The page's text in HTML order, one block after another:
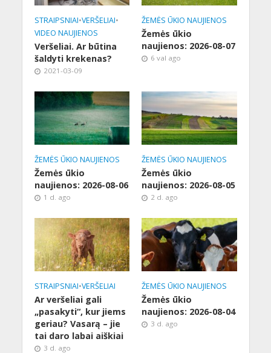
STRAIPSNIAI•VERŠELIAI•
VIDEO NAUJIENOS
Veršeliai. Ar būtina
šaldyti krekenas?
2021-03-09
ŽEMĖS ŪKIO NAUJIENOS
Žemės ūkio
naujienos: 2026-08-07
6 val ago
ŽEMĖS ŪKIO NAUJIENOS
Žemės ūkio
naujienos: 2026-08-06
1 d. ago
ŽEMĖS ŪKIO NAUJIENOS
Žemės ūkio
naujienos: 2026-08-05
2 d. ago
STRAIPSNIAI•VERŠELIAI
Ar veršeliai gali
„pasakyti“, kur jiems
geriau? Vasarą – jie
tai daro labai aiškiai
3 d. ago
ŽEMĖS ŪKIO NAUJIENOS
Žemės ūkio
naujienos: 2026-08-04
3 d. ago